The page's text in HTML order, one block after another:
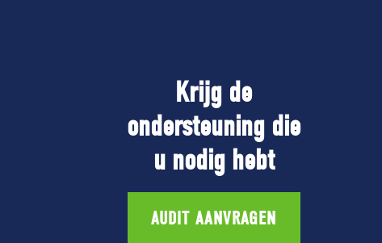
Krijg de
ondersteuning die
u nodig hebt
AUDIT AANVRAGEN